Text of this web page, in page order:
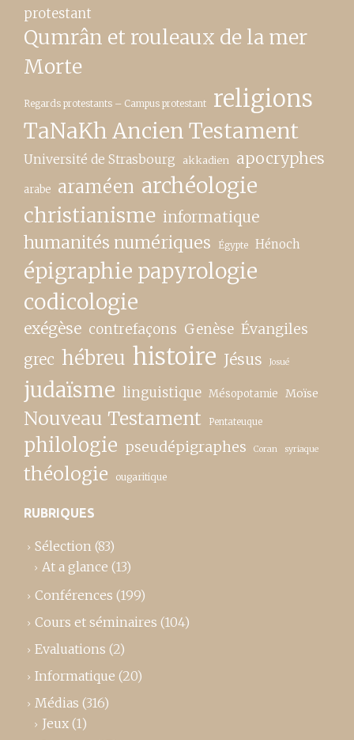
protestant
Qumrân et rouleaux de la mer
Morte
Regards protestants – Campus protestant religions
TaNaKh Ancien Testament
Université de Strasbourg akkadien apocryphes
arabe araméen archéologie
christianisme informatique
humanités numériques Égypte Hénoch
épigraphie papyrologie
codicologie
exégèse contrefaçons Genèse Évangiles
grec hébreu histoire Jésus Josué
judaïsme linguistique Mésopotamie Moïse
Nouveau Testament Pentateuque
philologie pseudépigraphes Coran syriaque
théologie ougaritique
RUBRIQUES
Sélection (83)
At a glance (13)
Conférences (199)
Cours et séminaires (104)
Evaluations (2)
Informatique (20)
Médias (316)
Jeux (1)